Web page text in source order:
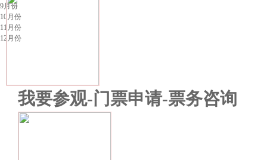
9月份
10月份
11月份
12月份
我要参观-门票申请-票务咨询